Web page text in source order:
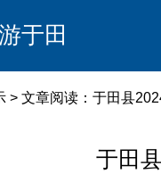
于田
> 文章阅读：于田县
于田